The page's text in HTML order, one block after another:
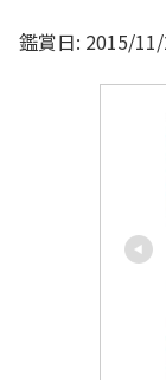
鑑賞日: 2015/